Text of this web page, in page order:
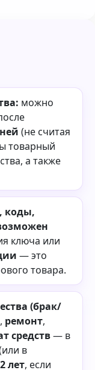
можно
(не считая
товарный
а также
коды,
ключа или
— это
товара.
(брак/
, ремонт,
средств— в
в
2 лет, если